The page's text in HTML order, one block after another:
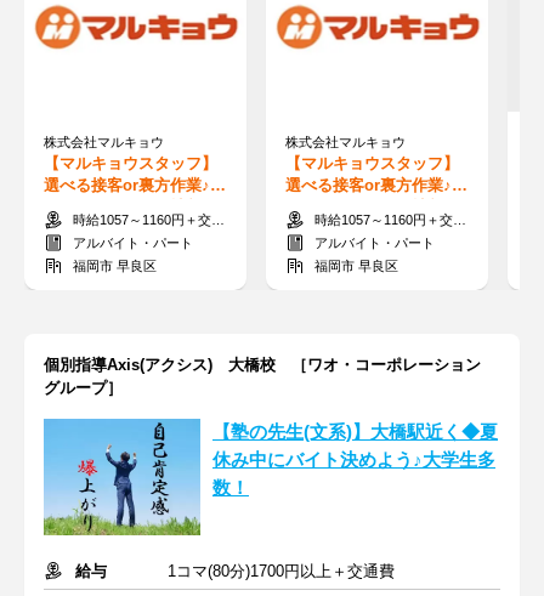
株式会社マルキョウ
【マルキョウスタッフ】
選べる接客or裏方作業♪全
然で使えるお得な社割有
◎高校生も歓迎！
時給1057～1160円＋交通費支給
アルバイト・パート
福岡市 早良区
株式会社マルキョウ
【マルキョウスタッフ】
選べる接客or裏方作業♪全
然で使えるお得な社割有
◎高校生も歓迎！
時給1057～1160円＋交通費支給
アルバイト・パート
福岡市 早良区
個別指導Axis(アクシス) 大橋校 ［ワオ・コーポレーション
グループ］
【塾の先生(文系)】大橋駅近く◆夏
休み中にバイト決めよう♪大学生多
数！
給与
1コマ(80分)1700円以上＋交通費